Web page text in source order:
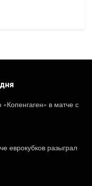
в матче с
еврокубков разыграл